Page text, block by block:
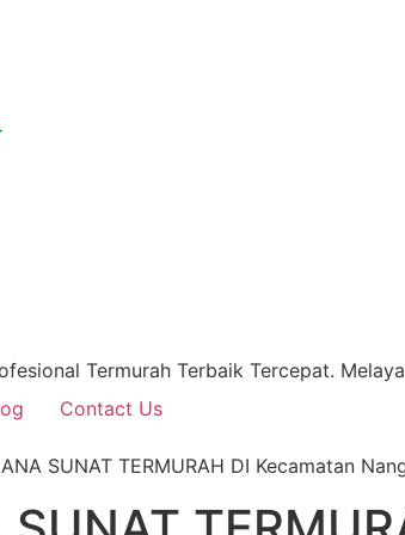
Termurah Terbaik Tercepat.
Contact Us
SUNAT TERMURAH DI Kecamatan